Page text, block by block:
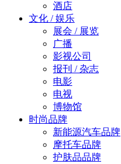
酒店
文化 / 娱乐
展会 / 展览
广播
影视公司
报刊 / 杂志
电影
电视
博物馆
时尚品牌
新能源汽车品牌
摩托车品牌
护肤品品牌